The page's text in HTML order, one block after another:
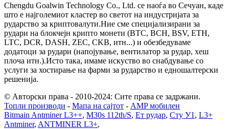
Chengdu Goalwin Technology Co., Ltd. се наоѓа во Сечуан, каде
што е најголемиот кластер во светот на индустријата за
рударство за криптовалути.Ние сме специјализирани за
рудари на блокчејн крипто монети (BTC, BCH, BSV, ETH,
LTC, DCR, DASH, ZEC, CKB, итн...) и обезбедуваме
додатоци за рудари (напојување, вентилатор за рудар, хеш
плоча итн.).Исто така, имаме искуство во снабдување со
услуги за хостирање на фарми за рударство и едношалтерски
решенија.
© Авторски права - 2010-2024: Сите права се задржани.
Топли производи - Мапа на сајтот - AMP мобилен
Bitmain Antminer L3++, M30s 112th/S, Ет рудар, Сту У1 , L3+
Antminer, ANTMINER L3+,